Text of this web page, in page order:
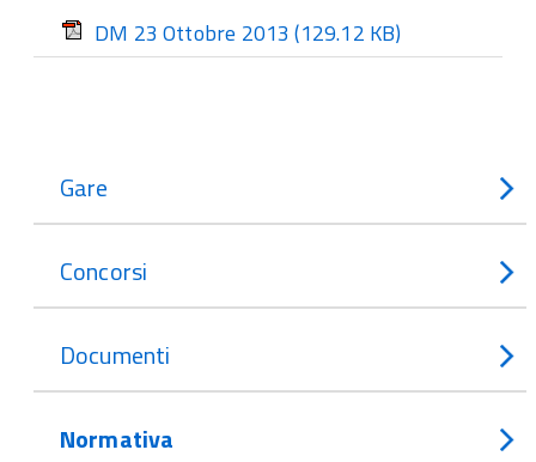
DM 23 Ottobre 2013 (129.12 KB)
Gare
Concorsi
Documenti
Normativa